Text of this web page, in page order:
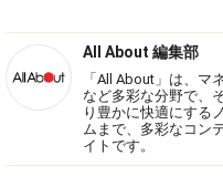
All About 編集部
「All About」は、マ
など多彩な分野で、
り豊かに快適にする
ムまで、多彩なコン
イトです。